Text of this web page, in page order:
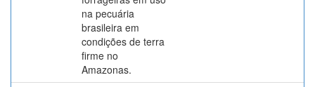
na pecuária
brasileira em
condições de terra
firme no
Amazonas.